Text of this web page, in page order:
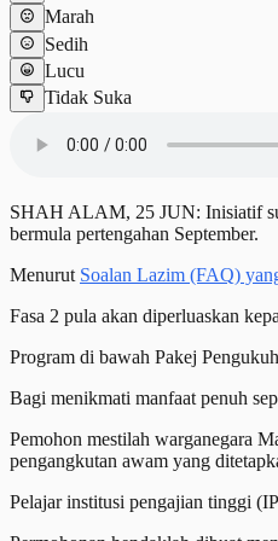
Marah
Sedih
Lucu
Tidak Suka
SHAH ALAM, 25 JUN: Inisiatif
bermula pertengahan September.
Menurut Soalan Lazim (FAQ)
Fasa 2 pula akan diperluaskan
Program di bawah Pakej
Bagi menikmati manfaat penuh
Pemohon mestilah warganegara
pengangkutan awam yang
Pelajar institusi pengajian tinggi